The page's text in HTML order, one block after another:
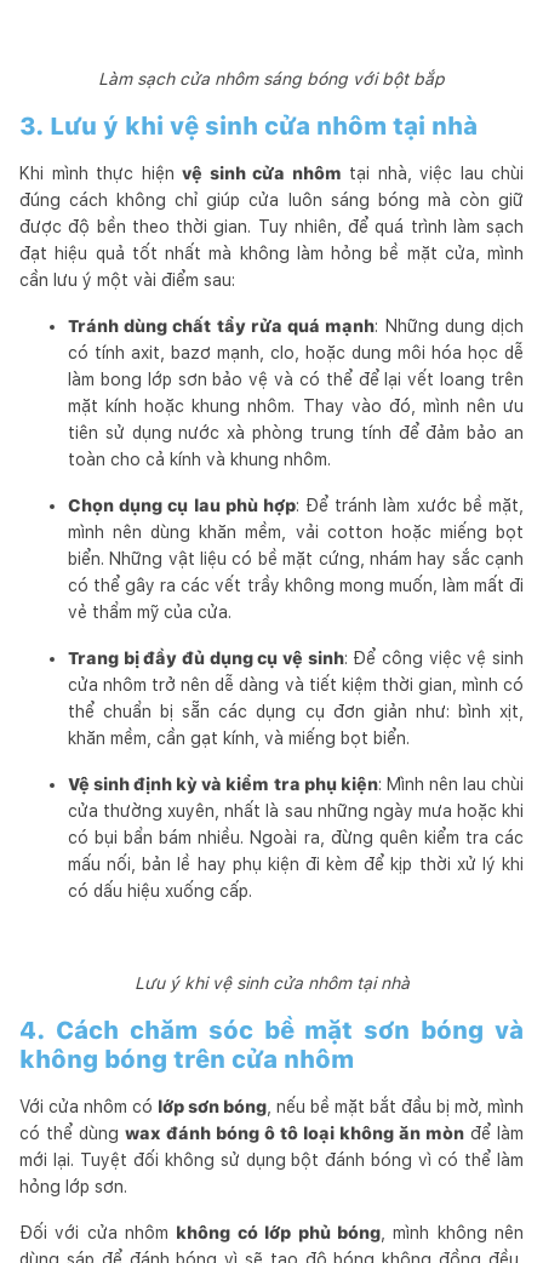
Làm sạch cửa nhôm sáng bóng với bột bắp
3. Lưu ý khi vệ sinh cửa nhôm tại nhà
Khi mình thực hiện vệ sinh cửa nhôm tại nhà, việc lau chùi
đúng cách không chỉ giúp cửa luôn sáng bóng mà còn giữ
được độ bền theo thời gian. Tuy nhiên, để quá trình làm sạch
đạt hiệu quả tốt nhất mà không làm hỏng bề mặt cửa, mình
cần lưu ý một vài điểm sau:
Tránh dùng chất tẩy rửa quá mạnh: Những dung dịch
có tính axit, bazơ mạnh, clo, hoặc dung môi hóa học dễ
làm bong lớp sơn bảo vệ và có thể để lại vết loang trên
mặt kính hoặc khung nhôm. Thay vào đó, mình nên ưu
tiên sử dụng nước xà phòng trung tính để đảm bảo an
toàn cho cả kính và khung nhôm.
Chọn dụng cụ lau phù hợp: Để tránh làm xước bề mặt,
mình nên dùng khăn mềm, vải cotton hoặc miếng bọt
biển. Những vật liệu có bề mặt cứng, nhám hay sắc cạnh
có thể gây ra các vết trầy không mong muốn, làm mất đi
vẻ thẩm mỹ của cửa.
Trang bị đầy đủ dụng cụ vệ sinh: Để công việc vệ sinh
cửa nhôm trở nên dễ dàng và tiết kiệm thời gian, mình có
thể chuẩn bị sẵn các dụng cụ đơn giản như: bình xịt,
khăn mềm, cần gạt kính, và miếng bọt biển.
Vệ sinh định kỳ và kiểm tra phụ kiện: Mình nên lau chùi
cửa thường xuyên, nhất là sau những ngày mưa hoặc khi
có bụi bẩn bám nhiều. Ngoài ra, đừng quên kiểm tra các
mấu nối, bản lề hay phụ kiện đi kèm để kịp thời xử lý khi
có dấu hiệu xuống cấp.
Lưu ý khi vệ sinh cửa nhôm tại nhà
4. Cách chăm sóc bề mặt sơn bóng và
không bóng trên cửa nhôm
Với cửa nhôm có lớp sơn bóng , nếu bề mặt bắt đầu bị mờ, mình
có thể dùng wax đánh bóng ô tô loại không ăn mòn để làm
mới lại. Tuyệt đối không sử dụng bột đánh bóng vì có thể làm
hỏng lớp sơn.
Đối với cửa nhôm không có lớp phủ bóng, mình không nên